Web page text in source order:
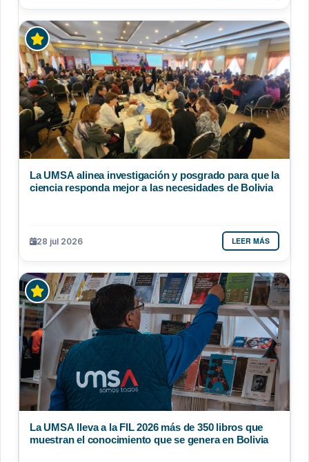
La UMSA alinea investigación y posgrado para que la
ciencia responda mejor a las necesidades de Bolivia
28 jul 2026 LEER MÁS
La UMSA lleva a la FIL 2026 más de 350 libros que
muestran el conocimiento que se genera en Bolivia